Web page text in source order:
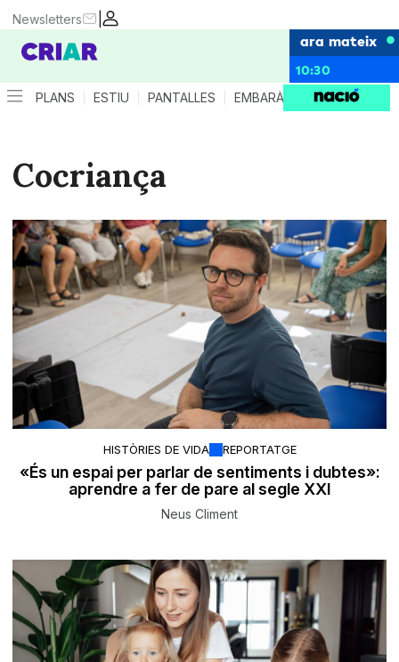
|
Newsletters
ara mateix
10:30
PLANS ESTIU PANTALLES EMBARÀS CRIANÇA
Cocriança
HISTÒRIES DE VIDA REPORTATGE
«És un espai per parlar de sentiments i dubtes»:
aprendre a fer de pare al segle XXI
Neus Climent